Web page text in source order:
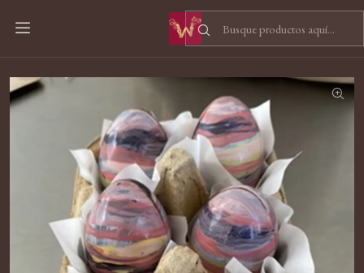
Digitales
Ebook Chocolatier en casa + Guía de huevos de Pascua